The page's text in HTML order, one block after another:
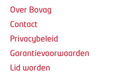
Over Bovag
Contact
Privacybeleid
Garantievoorwaarden
Lid worden